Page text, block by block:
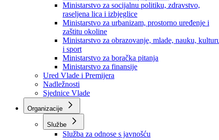
Ministarstvo za privredu
Ministarstvo za pravosuđe, upravu i radne odnose
Ministarstvo za unutrašnje poslove
Ministarstvo za socijalnu politiku, zdravstvo,
raseljena lica i izbjeglice
Ministarstvo za urbanizam, prostorno uređenje i
zaštitu okoline
Ministarstvo za obrazovanje, mlade, nauku,
i sport
Ministarstvo za boračka pitanja
Ministarstvo za finansije
Ured Vlade i Premijera
Nadležnosti
Sjednice Vlade
Organizacije